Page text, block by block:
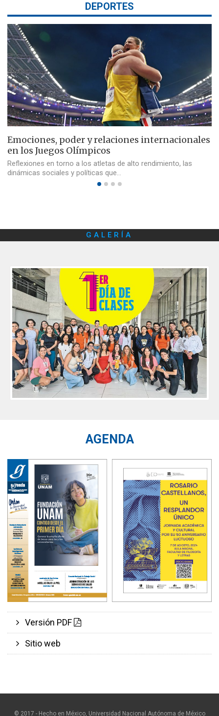
DEPORTES
Emociones, poder y relaciones internacionales
en los Juegos Olímpicos
Reflexiones en torno a los atletas de alto rendimiento, las
dinámicas sociales y políticas que…
GALERÍA
AGENDA
Versión PDF
Sitio web
© 2017 - Hecho en México, Universidad Nacional Autónoma de México